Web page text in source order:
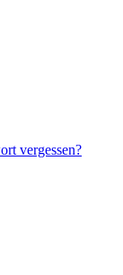
vergessen?